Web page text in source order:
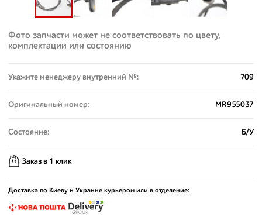
Фото запчасти может не соответствовать по цвету,
комплектации или состоянию
Укажите менеджеру внутренний №: 709
Оригинальный номер: MR955037
Состояние: Б/У
Заказ в 1 клик
Доставка по Киеву и Украине курьером или в отделение: